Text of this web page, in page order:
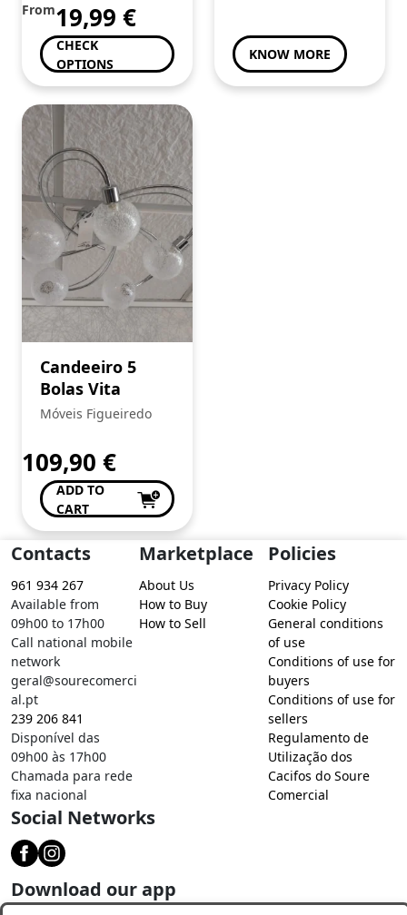
From19,99 €
CHECK
OPTIONS
KNOW MORE
Candeeiro 5
Bolas Vita
Móveis Figueiredo
109,90 €
ADD TO
CART
Contacts
961 934 267
Available from
09h00 to 17h00
Call national mobile
network
geral@sourecomerci
al.pt
239 206 841
Disponível das
09h00 às 17h00
Chamada para rede
fixa nacional
Marketplace
About Us
How to Buy
How to Sell
Policies
Privacy Policy
Cookie Policy
General conditions
of use
Conditions of use for
buyers
Conditions of use for
sellers
Regulamento de
Utilização dos
Cacifos do Soure
Comercial
Social Networks
Download our app